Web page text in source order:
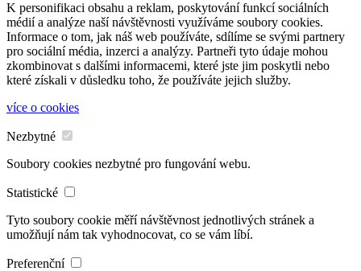
K personifikaci obsahu a reklam, poskytování funkcí sociálních
médií a analýze naší návštěvnosti využíváme soubory cookies.
Informace o tom, jak náš web používáte, sdílíme se svými partnery
pro sociální média, inzerci a analýzy. Partneři tyto údaje mohou
zkombinovat s dalšími informacemi, které jste jim poskytli nebo
které získali v důsledku toho, že používáte jejich služby.
více o cookies
Nezbytné
Soubory cookies nezbytné pro fungování webu.
Statistické
Tyto soubory cookie měří návštěvnost jednotlivých stránek a
umožňují nám tak vyhodnocovat, co se vám líbí.
Preferenční